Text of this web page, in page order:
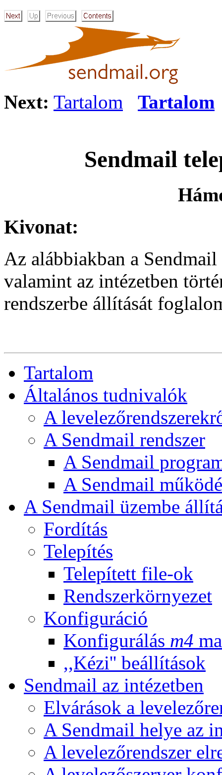
Next: Tartalom Tartalom
Sendmail
Kivonat:
Az alábbiakban a
valamint az intézetben
rendszerbe állítását
Tartalom
Általános tudnivalók
A
A Sendmail rendszer
A Sendmail
A Sendmail
A Sendmail üzembe
Fordítás
Telepítés
Telepített file-ok
Rendszerkörnyezet
Konfiguráció
Konfigurálás m4
,,Kézi'' beállítások
Sendmail az intézetben
Elvárások a
A Sendmail helye az
A levelezőrendszer